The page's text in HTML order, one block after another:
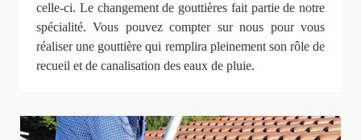
celle-ci. Le changement de gouttières fait partie de notre
spécialité. Vous pouvez compter sur nous pour vous
réaliser une gouttière qui remplira pleinement son rôle de
recueil et de canalisation des eaux de pluie.